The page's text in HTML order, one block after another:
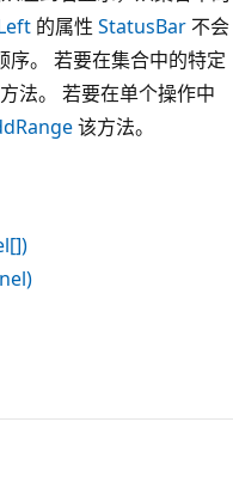
的属性 StatusBar 不会
序。 若要在集合中的特定
法。 若要在单个操作中
该方法。